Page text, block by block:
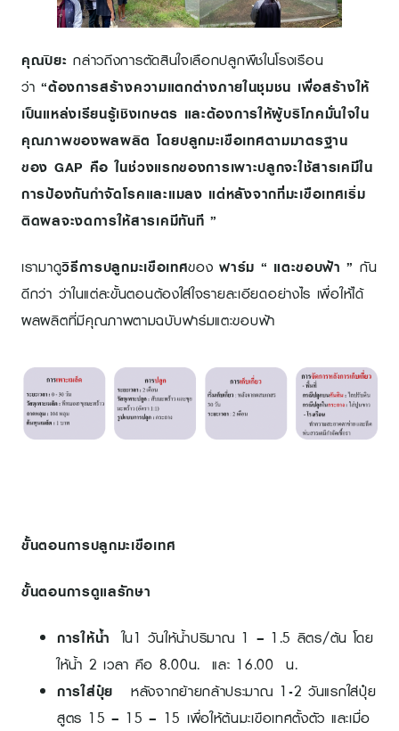
คุณปิยะ กล่าวถึงการตัดสินใจเลือกปลูกพืชในโรงเรือน
ว่า“ต้องการสร้างความแตกต่างภายในชุมชน เพื่อสร้างให้
เป็นแหล่งเรียนรู้เชิงเกษตร และต้องการให้ผู้บริโภคมั่นใจใน
คุณภาพของผลผลิต โดยปลูกมะเขือเทศตามมาตรฐาน
ของ GAP คือ ในช่วงแรกของการเพาะปลูกจะใช้สารเคมีใน
การป้องกันกำจัดโรคและแมลง แต่หลังจากที่มะเขือเทศเริ่ม
ติดผลจะงดการให้สารเคมีทันที ”
เรามาดูวิธีการปลูกมะเขือเทศของฟาร์ม “ แตะขอบฟ้า ” กัน
ดีกว่า ว่าในแต่ละขั้นตอนต้องใส่ใจรายละเอียดอย่างไร เพื่อให้ได้
ผลผลิตที่มีคุณภาพตามฉบับฟาร์มแตะขอบฟ้า
ขั้นตอนการปลูกมะเขือเทศ
ขั้นตอนการดูแลรักษา
การให้น้ำใน1 วันให้น้ำปริมาณ 1 – 1.5 ลิตร/ต้น โดย
ให้น้ำ 2 เวลา คือ 8.00น. และ 16.00 น.
การใส่ปุ๋ย หลังจากย้ายกล้าประมาณ 1-2 วันแรกใส่ปุ๋ย
สูตร 15 – 15 – 15 เพื่อให้ต้นมะเขือเทศตั้งตัว และเมื่อ